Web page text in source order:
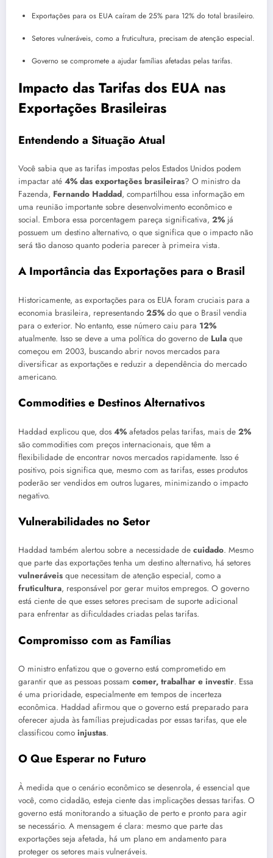
Exportações para os EUA caíram de 25% para 12% do total brasileiro.
Setores vulneráveis, como a fruticultura, precisam de atenção especial.
Governo se compromete a ajudar famílias afetadas pelas tarifas.
Impacto das Tarifas dos EUA nas
Exportações Brasileiras
Entendendo a Situação Atual
Você sabia que as tarifas impostas pelos Estados Unidos podem
impactar até 4% das exportações brasileiras? O ministro da
Fazenda, Fernando Haddad, compartilhou essa informação em
uma reunião importante sobre desenvolvimento econômico e
social. Embora essa porcentagem pareça significativa, 2% já
possuem um destino alternativo, o que significa que o impacto não
será tão danoso quanto poderia parecer à primeira vista.
A Importância das Exportações para o Brasil
Historicamente, as exportações para os EUA foram cruciais para a
economia brasileira, representando 25% do que o Brasil vendia
para o exterior. No entanto, esse número caiu para 12%
atualmente. Isso se deve a uma política do governo de Lula que
começou em 2003, buscando abrir novos mercados para
diversificar as exportações e reduzir a dependência do mercado
americano.
Commodities e Destinos Alternativos
Haddad explicou que, dos 4% afetados pelas tarifas, mais de 2%
são commodities com preços internacionais, que têm a
flexibilidade de encontrar novos mercados rapidamente. Isso é
positivo, pois significa que, mesmo com as tarifas, esses produtos
poderão ser vendidos em outros lugares, minimizando o impacto
negativo.
Vulnerabilidades no Setor
Haddad também alertou sobre a necessidade de cuidado. Mesmo
que parte das exportações tenha um destino alternativo, há setores
vulneráveis que necessitam de atenção especial, como a
fruticultura, responsável por gerar muitos empregos. O governo
está ciente de que esses setores precisam de suporte adicional
para enfrentar as dificuldades criadas pelas tarifas.
Compromisso com as Famílias
O ministro enfatizou que o governo está comprometido em
garantir que as pessoas possam comer, trabalhar e investir. Essa
é uma prioridade, especialmente em tempos de incerteza
econômica. Haddad afirmou que o governo está preparado para
oferecer ajuda às famílias prejudicadas por essas tarifas, que ele
classificou como injustas.
O Que Esperar no Futuro
À medida que o cenário econômico se desenrola, é essencial que
você, como cidadão, esteja ciente das implicações dessas tarifas. O
governo está monitorando a situação de perto e pronto para agir
se necessário. A mensagem é clara: mesmo que parte das
exportações seja afetada, há um plano em andamento para
proteger os setores mais vulneráveis.